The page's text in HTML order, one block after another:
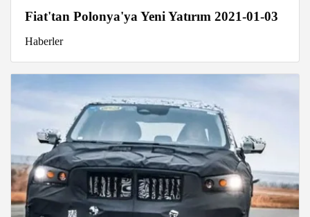
Fiat'tan Polonya'ya Yeni Yatırım 2021-01-03
Haberler